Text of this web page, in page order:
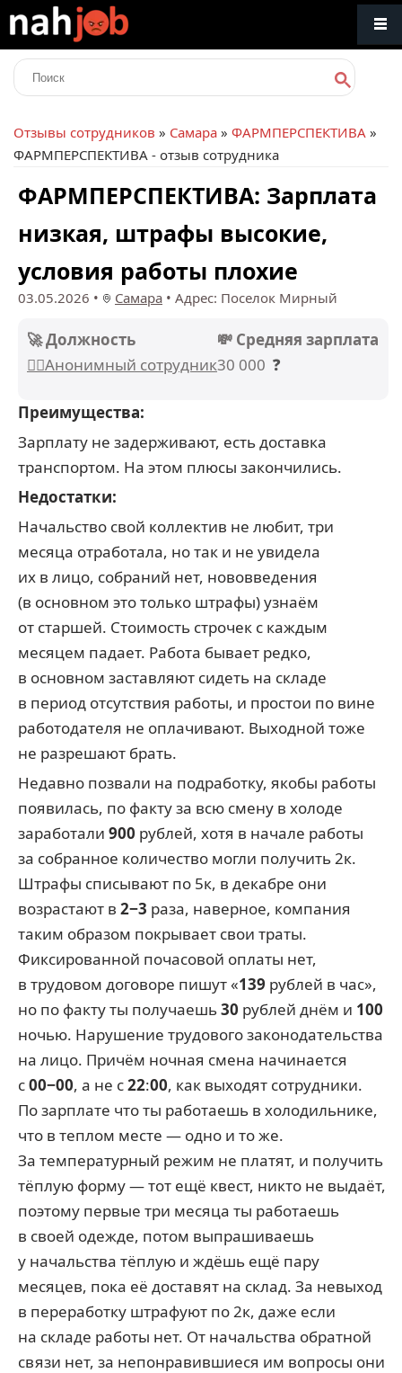
Отзывы сотрудников » Самара » ФАРМПЕРСПЕКТИВА »
ФАРМПЕРСПЕКТИВА - отзыв сотрудника
ФАРМПЕРСПЕКТИВА: Зарплата
низкая, штрафы высокие,
условия работы плохие
03.05.2026 • Самара • Адрес: Поселок Мирный
🚀 Должность
🕵️‍♂️Анонимный сотрудник
💸 Средняя зарплата
30 000 ❓
Преимущества:
Зарплату не задерживают, есть доставка
транспортом. На этом плюсы закончились.
Недостатки:
Начальство свой коллектив не любит, три
месяца отработала, но так и не увидела
их в лицо, собраний нет, нововведения
(в основном это только штрафы) узнаём
от старшей. Стоимость строчек с каждым
месяцем падает. Работа бывает редко,
в основном заставляют сидеть на складе
в период отсутствия работы, и простои по вине
работодателя не оплачивают. Выходной тоже
не разрешают брать.
Недавно позвали на подработку, якобы работы
появилась, по факту за всю смену в холоде
заработали 900 рублей, хотя в начале работы
за собранное количество могли получить 2к.
Штрафы списывают по 5к, в декабре они
возрастают в 2−3 раза, наверное, компания
таким образом покрывает свои траты.
Фиксированной почасовой оплаты нет,
в трудовом договоре пишут «139 рублей в час»,
но по факту ты получаешь30 рублей днём и 100
ночью. Нарушение трудового законодательства
на лицо. Причём ночная смена начинается
с00−00, а не с22:00, как выходят сотрудники.
По зарплате что ты работаешь в холодильнике,
что в теплом месте — одно и то же.
За температурный режим не платят, и получить
тёплую форму — тот ещё квест, никто не выдаёт,
поэтому первые три месяца ты работаешь
в своей одежде, потом выпрашиваешь
у начальства тёплую и ждёшь ещё пару
месяцев, пока её доставят на склад. За невыход
в переработку штрафуют по 2к, даже если
на складе работы нет. От начальства обратной
связи нет, за непонравившиеся им вопросы они